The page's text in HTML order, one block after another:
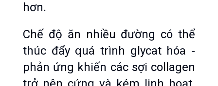
hơn.
Chế độ ăn nhiều đường có thể
thúc đẩy quá trình glycat hóa -
phản ứng khiến các sợi collagen